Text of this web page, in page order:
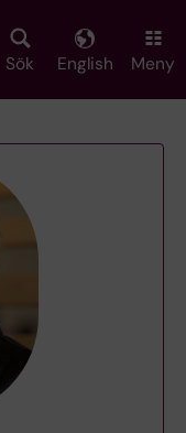
Sök English Meny